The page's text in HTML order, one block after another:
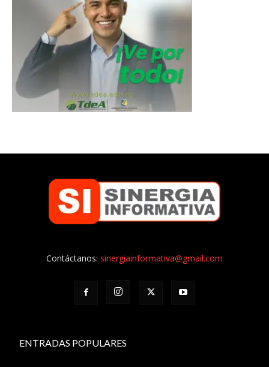
Contáctanos: sinergiainformativa@gmail.com
ENTRADAS POPULARES